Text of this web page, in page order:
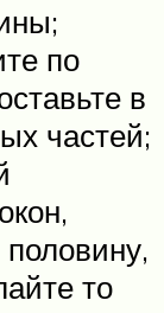
по
в
частей;
то